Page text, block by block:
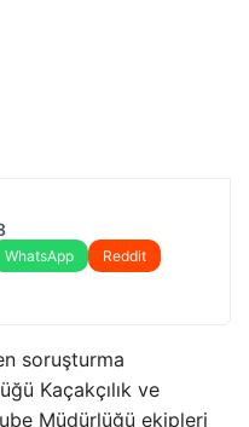
WhatsApp
Reddit
soruşturma
Kaçakçılık ve
Müdürlüğü ekipleri